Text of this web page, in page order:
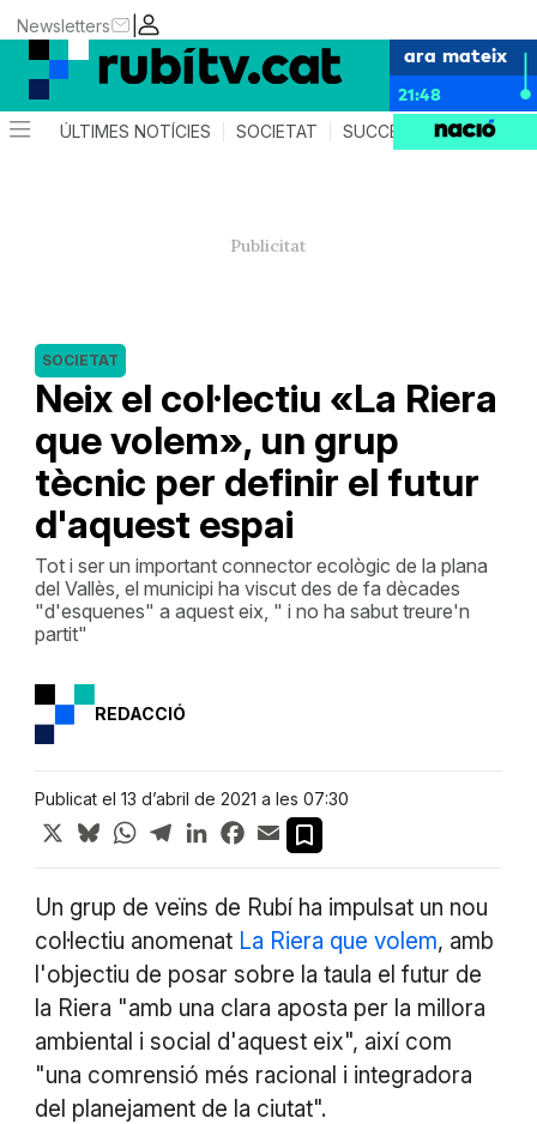
|
Newsletters
ara mateix
21:48
ÚLTIMES NOTÍCIES SOCIETAT SUCCESSOS
Neix el col·lectiu «La Riera
que volem», un grup
tècnic per definir el futur
d'aquest espai
SOCIETAT
Tot i ser un important connector ecològic de la plana
del Vallès, el municipi ha viscut des de fa dècades
"d'esquenes" a aquest eix, " i no ha sabut treure'n
partit"
REDACCIÓ
Publicat el 13 d’abril de 2021 a les 07:30
X BlueskyWhatsApp
TelegramLinkedInFacebook
Email
Un grup de veïns de Rubí ha impulsat un nou
col·lectiu anomenat La Riera que volem, amb
l'objectiu de posar sobre la taula el futur de
la Riera "amb una clara aposta per la millora
ambiental i social d'aquest eix", així com
"una comrensió més racional i integradora
del planejament de la ciutat".